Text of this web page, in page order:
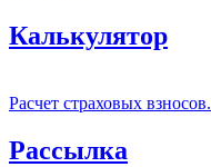
Калькулятор
Расчет страховых взносов.
Рассылка